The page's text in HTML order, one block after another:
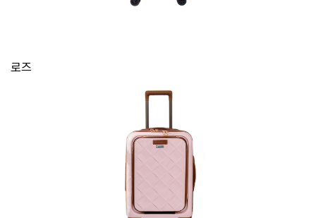
로즈